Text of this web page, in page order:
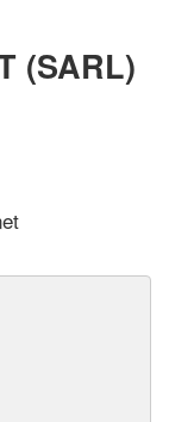
(SARL)